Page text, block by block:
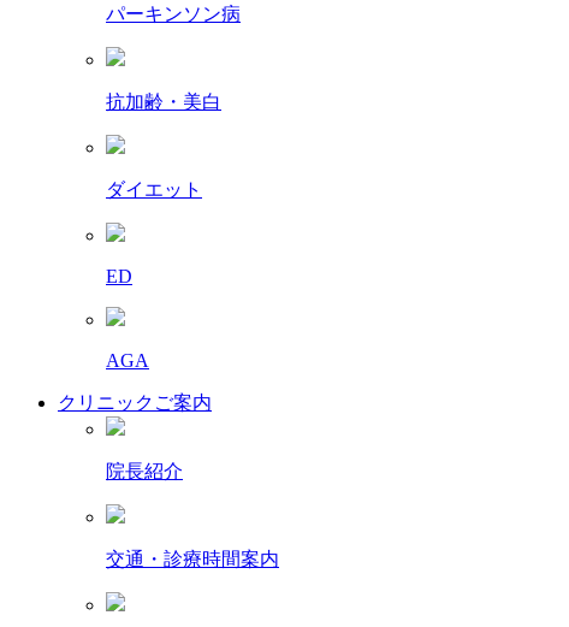
パーキンソン病
抗加齢・美白
ダイエット
ED
AGA
クリニックご案内
院長紹介
交通・診療時間案内